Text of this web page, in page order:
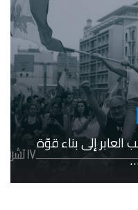
العابر إلى بناء قوّة